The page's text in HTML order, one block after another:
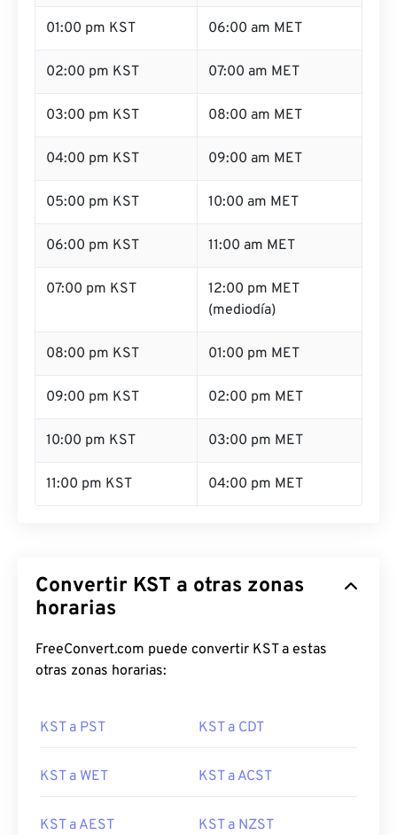
01:00 pm KST 06:00 am MET
02:00 pm KST 07:00 am MET
03:00 pm KST 08:00 am MET
04:00 pm KST 09:00 am MET
05:00 pm KST 10:00 am MET
06:00 pm KST 11:00 am MET
07:00 pm KST
12:00 pm MET
(mediodía)
08:00 pm KST 01:00 pm MET
09:00 pm KST 02:00 pm MET
10:00 pm KST 03:00 pm MET
11:00 pm KST 04:00 pm MET
Convertir KST a otras zonas
horarias
FreeConvert.com puede convertir KST a estas
otras zonas horarias:
KST a PST KST a CDT
KST a WET KST a ACST
KST a AEST KST a NZST